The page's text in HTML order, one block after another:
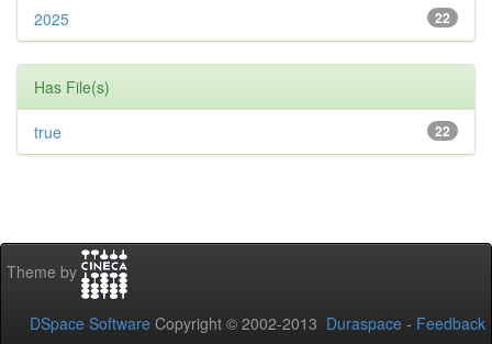
22
2025
Has File(s)
22
true
Theme by
DSpace Software Copyright © 2002-2013 Duraspace - Feedback